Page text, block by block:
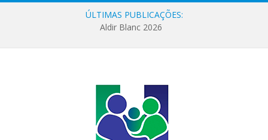
ÚLTIMAS PUBLICAÇÕES:
Aldir Blanc 2026